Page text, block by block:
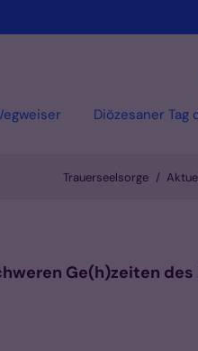
Diözesaner Tag
Trauerseelsorge
Ge(h)zeiten des